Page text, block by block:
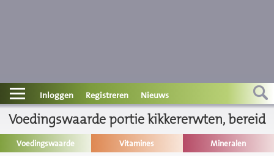
Contact
Informatie
Disclaimer
Inloggen Registreren Nieuws
Voedingswaarde portie kikkererwten, bereid
Voedingswaarde Vitamines Mineralen